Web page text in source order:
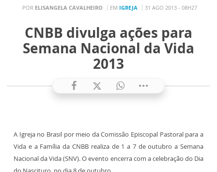
POR ELISANGELA CAVALHEIRO EM IGREJA 31 AGO 2013 - 08H27
CNBB divulga ações para
Semana Nacional da Vida
2013
A Igreja no Brasil por meio daComissão Episcopal Pastoral para a
Vida e a Família da CNBB realiza de 1 a 7 de outubro a Semana
Nacionalda Vida (SNV). O evento encerra com a celebração do Dia